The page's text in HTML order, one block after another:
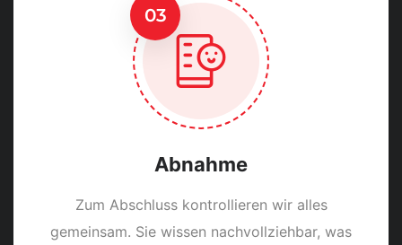
03
Abnahme
Zum Abschluss kontrollieren wir alles
gemeinsam. Sie wissen nachvollziehbar, was